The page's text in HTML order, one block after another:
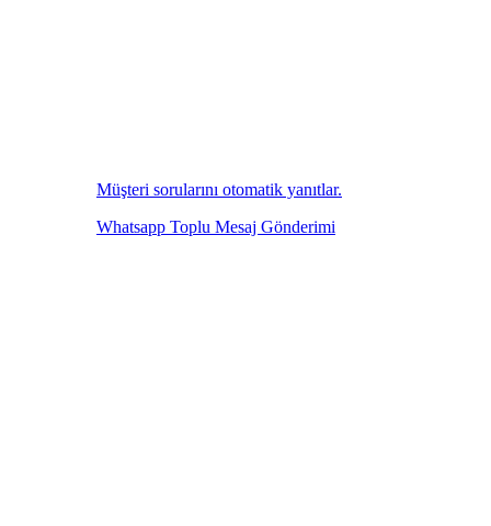
Müşteri sorularını otomatik yanıtlar.
Whatsapp Toplu Mesaj Gönderimi